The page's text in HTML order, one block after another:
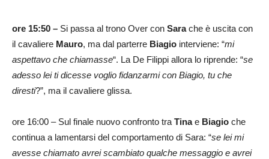
ore 15:50 – Si passa al trono Over con Sarache è uscita con
il cavaliere Mauro, ma dal parterre Biagio interviene: “mi
aspettavo che chiamasse“. La De Filippi allora lo riprende: “se
adesso lei ti dicesse voglio fidanzarmi con Biagio, tu che
diresti?”, ma il cavaliere glissa.
ore 16:00 – Sul finale nuovo confronto tra Tinae Biagio che
continua a lamentarsi del comportamento di Sara: “se lei mi
avesse chiamato avrei scambiato qualche messaggio e avrei